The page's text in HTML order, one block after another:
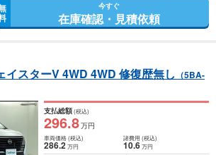
今すぐ
在庫確認・見積依頼
イスターV 4WD 4WD 修復歴無し （5BA-
支払総額(税込)
296.8万円
車両価格(税込)
286.2万円
諸費用 (税込)
10.6 万円